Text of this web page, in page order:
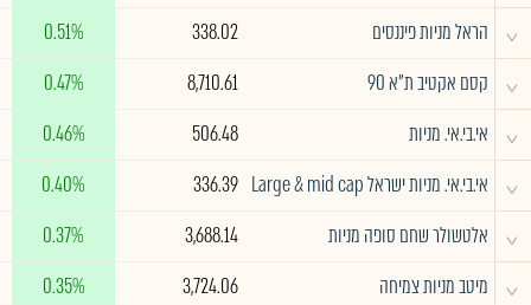
^ הראל מניות פיננסים 338.02
0.51%
^ קסם אקטיב ת"א 90 8,710.61
0.47%
^ אי.בי.אי. מניות 506.48
0.46%
^ אי.בי.אי. מניות ישראל Large & mid cap 336.39
0.40%
^ אלטשולר שחם סופה מניות 3,688.14
0.37%
^ מיטב מניות צמיחה 3,724.06
0.35%